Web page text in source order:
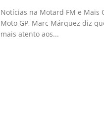
Notícias na Motard FM e Mais
Moto GP, Marc Márquez diz
mais atento aos...